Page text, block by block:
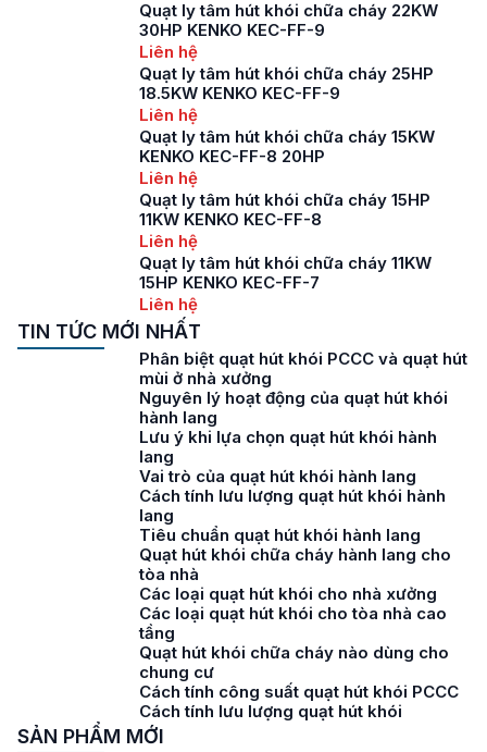
Quạt ly tâm hút khói chữa cháy 22KW
30HP KENKO KEC-FF-9
Liên hệ
Quạt ly tâm hút khói chữa cháy 25HP
18.5KW KENKO KEC-FF-9
Liên hệ
Quạt ly tâm hút khói chữa cháy 15KW
KENKO KEC-FF-8 20HP
Liên hệ
Quạt ly tâm hút khói chữa cháy 15HP
11KW KENKO KEC-FF-8
Liên hệ
Quạt ly tâm hút khói chữa cháy 11KW
15HP KENKO KEC-FF-7
Liên hệ
TIN TỨC MỚI NHẤT
Phân biệt quạt hút khói PCCC và quạt hút
mùi ở nhà xưởng
Nguyên lý hoạt động của quạt hút khói
hành lang
Lưu ý khi lựa chọn quạt hút khói hành
lang
Vai trò của quạt hút khói hành lang
Cách tính lưu lượng quạt hút khói hành
lang
Tiêu chuẩn quạt hút khói hành lang
Quạt hút khói chữa cháy hành lang cho
tòa nhà
Các loại quạt hút khói cho nhà xưởng
Các loại quạt hút khói cho tòa nhà cao
tầng
Quạt hút khói chữa cháy nào dùng cho
chung cư
Cách tính công suất quạt hút khói PCCC
Cách tính lưu lượng quạt hút khói
SẢN PHẨM MỚI